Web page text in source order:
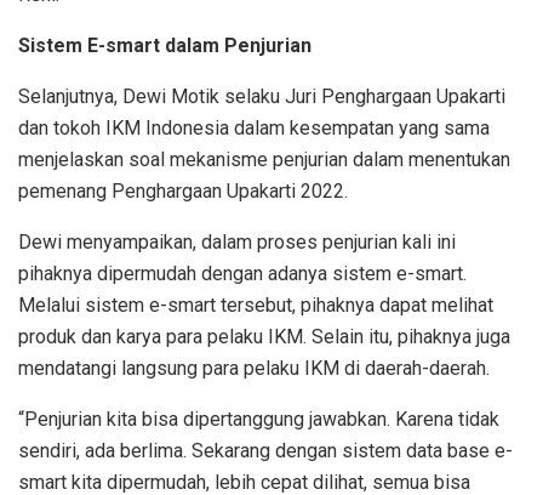
Sistem E-smart dalam Penjurian
Selanjutnya, Dewi Motik selaku Juri Penghargaan Upakarti
dan tokoh IKM Indonesia dalam kesempatan yang sama
menjelaskan soal mekanisme penjurian dalam menentukan
pemenang Penghargaan Upakarti 2022.
Dewi menyampaikan, dalam proses penjurian kali ini
pihaknya dipermudah dengan adanya sistem e-smart.
Melalui sistem e-smart tersebut, pihaknya dapat melihat
produk dan karya para pelaku IKM. Selain itu, pihaknya juga
mendatangi langsung para pelaku IKM di daerah-daerah.
“Penjurian kita bisa dipertanggung jawabkan. Karena tidak
sendiri, ada berlima. Sekarang dengan sistem data base e-
smart kita dipermudah, lebih cepat dilihat, semua bisa